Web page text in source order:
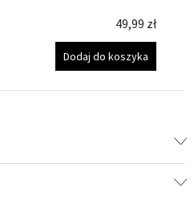
49,99 zł
Dodaj do koszyka